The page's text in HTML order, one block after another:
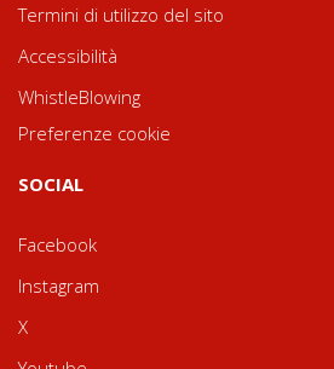
Termini di utilizzo del sito
Accessibilità
WhistleBlowing
Preferenze cookie
SOCIAL
Facebook
Instagram
X